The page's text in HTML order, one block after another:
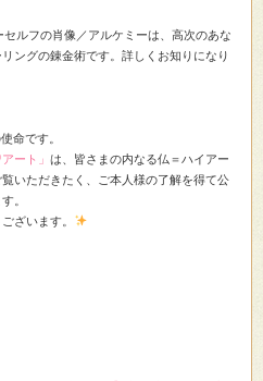
ルフの肖像／アルケミーは、高次のあな
ングの錬金術です。詳しくお知りになり
命です。
ート」 は、皆さまの内なる仏＝ハイアー
いただきたく、ご本人様の了解を得て公
。
ざいます。